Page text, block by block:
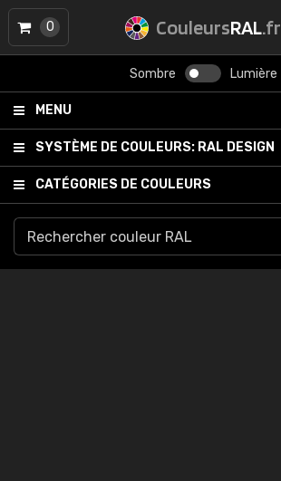
CouleursRAL.fr
Sombre Lumière
MENU
SYSTÈME DE COULEURS: RAL DESIGN
CATÉGORIES DE COULEURS
0